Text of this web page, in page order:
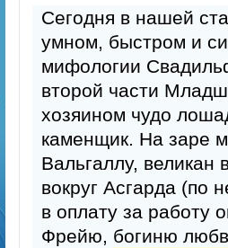
Сегодня в нашей
умном, быстром и
мифологии
второй части
хозяином чудо
каменщик. На заре
Вальгаллу, великан
вокруг Асгарда (по
в оплату за работу
Фрейю, богиню